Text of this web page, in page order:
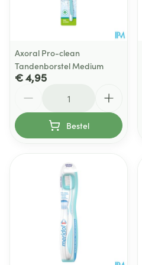
Axoral Pro-clean
Tandenborstel Medium
€ 4,95
Bestel